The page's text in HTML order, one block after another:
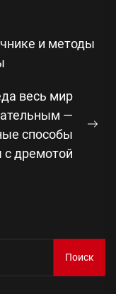
и методы
весь мир
—
способы
с дремотой
Поиск